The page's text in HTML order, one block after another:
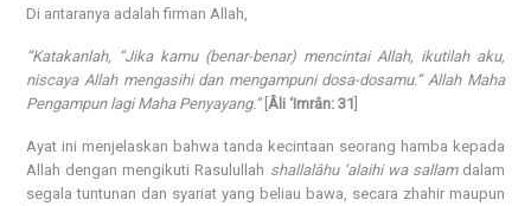
Di antaranya adalah firman Allah,
“Katakanlah, “Jika kamu (benar-benar) mencintai Allah, ikutilah aku,
niscaya Allah mengasihi dan mengampuni dosa-dosamu.” Allah Maha
Pengampun lagi Maha Penyayang.”[ Âli ‘Imrân: 31
Ayat ini menjelaskan bahwa tanda kecintaan seorang hamba kepada
Allah dengan mengikuti Rasulullah shallalâhu ‘alaihi wa sallamdalam
segala tuntunan dan syariat yang beliau bawa, secara zhahir maupun